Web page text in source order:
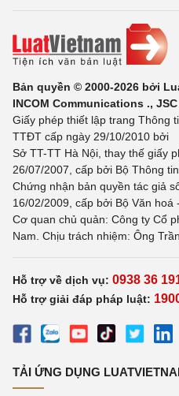
Bản quyền © 2000-2026 bởi
INCOM Communications ., JSC
Giấy phép thiết lập trang Thông
TTĐT cấp ngày 29/10/2010 bởi
Sở TT-TT Hà Nội, thay thế giấy
26/07/2007, cấp bởi Bộ Thông
Chứng nhận bản quyền tác giả
16/02/2009, cấp bởi Bộ Văn hoá
Cơ quan chủ quản: Công ty Cổ
Nam. Chịu trách nhiệm: Ông
Hỗ trợ về dịch vụ: 0938 36
Hỗ trợ giải đáp pháp luật:
TẢI ỨNG DỤNG